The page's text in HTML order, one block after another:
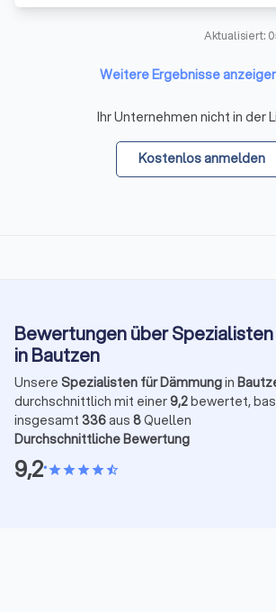
Aktualisiert:
Weitere Ergebnisse
Ihr Unternehmen nicht in der
Kostenlos anmelden
Bewertungen über
in Bautzen
Unsere Spezialisten für Dämmungin
durchschnittlich mit einer9,2bewertet,
insgesamt 336aus 8Quellen
Durchschnittliche Bewertung
9,2•starstarstarstarstar_half